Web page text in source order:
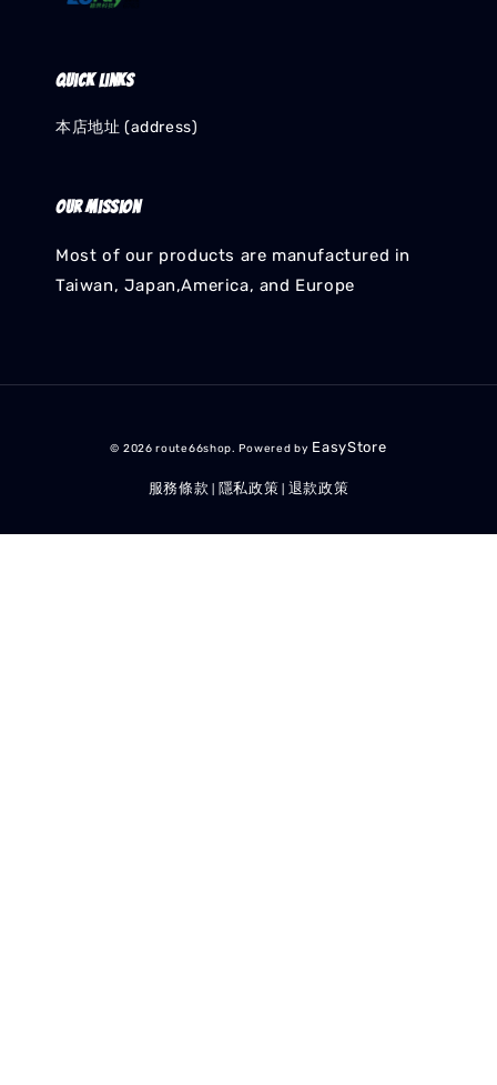
Quick links
本店地址 (address)
Our mission
Most of our products are manufactured in
Taiwan, Japan,America, and Europe
© 2026 route66shop. Powered by EasyStore
服務條款 隱私政策 退款政策